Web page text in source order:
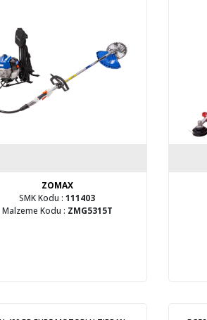
ZOMAX
SMK Kodu :111403
Malzeme Kodu : ZMG5315T